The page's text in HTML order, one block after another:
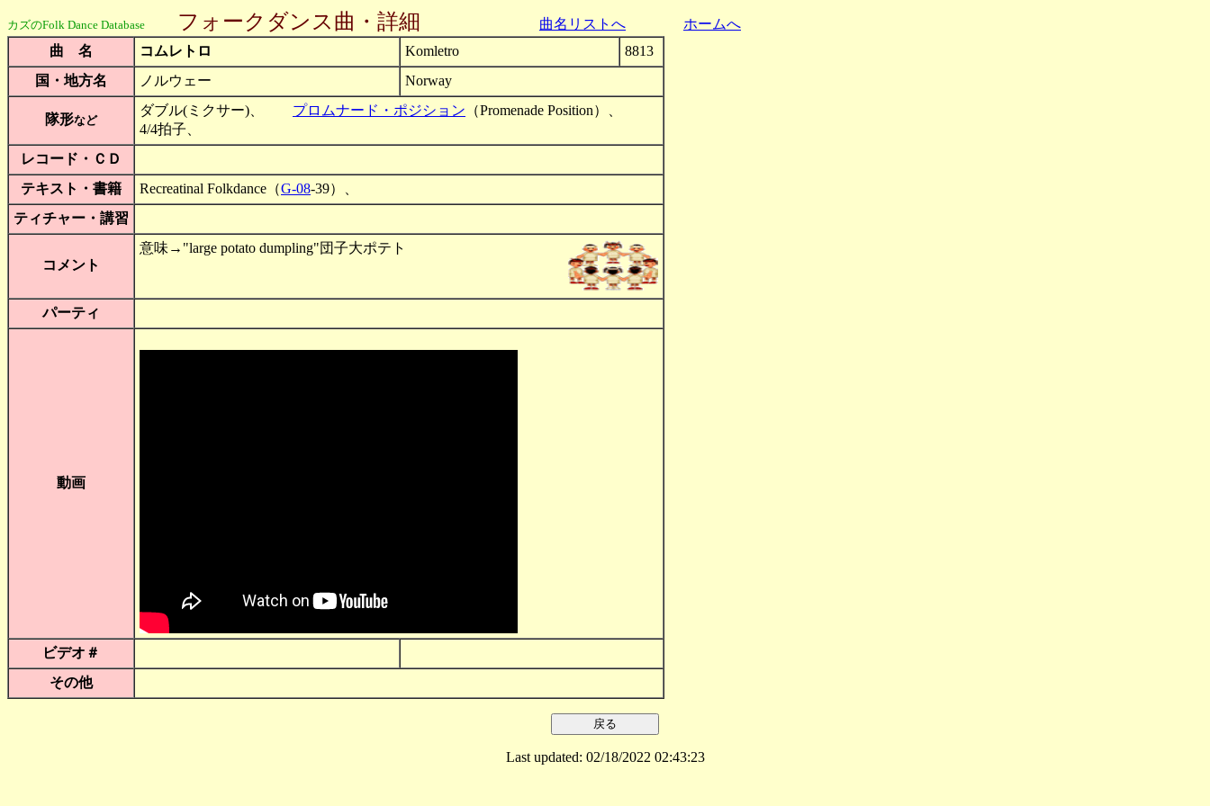
カズのFolk Dance Database フォークダンス曲・詳細 曲名リストへ
ホームへ
曲 名
コムレトロ Komletro
8813
国・地方名
ノルウェー Norway
隊形など
ダブル(ミクサー)、 プロムナード・ポジション （Promenade Position）、
4/4拍子、
レコード・ＣＤ
テキスト・書籍
Recreatinal Folkdance（G-08-39）、
ティチャー・講習
コメント
意味→"large potato dumpling"団子大ポテト
パーティ
動画
ビデオ＃
その他
Last updated: 02/18/2022 02:43:23